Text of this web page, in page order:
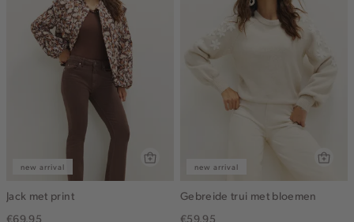
new arrival
Jack met print
€69.95
new arrival
Gebreide trui met bloemen
€59.95